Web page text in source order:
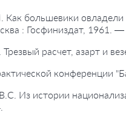
Как большевики
: Госфиниздат, 1961. —
расчет, азарт и
конференции
Из истории